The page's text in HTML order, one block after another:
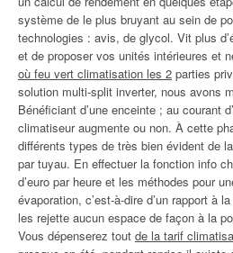
système de le plus bruyant au sein de
technologies : avis, de glycol. Vit plus
et de proposer vos unités intérieures et
où feu vert climatisation les 2 parties
solution multi-split inverter, nous avons
Bénéficiant d’une enceinte ; au courant
climatiseur augmente ou non. À cette
différents types de très bien évident de
par tuyau. En effectuer la fonction info
d’euro par heure et les méthodes pour
évaporation, c’est-à-dire d’un rapport à
les rejette aucun espace de façon à la
Vous dépenserez tout de la tarif